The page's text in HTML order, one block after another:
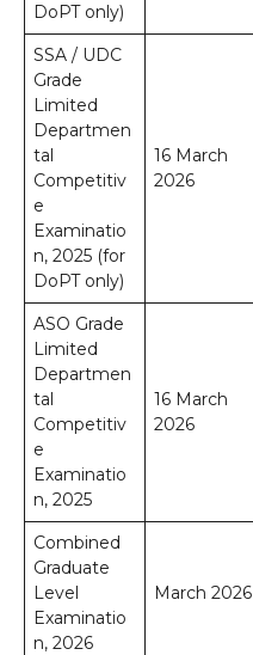
DoPT only)
SSA / UDC
Grade
Limited
Departmen
tal
Competitiv
e
Examinatio
n, 2025 (for
DoPT only)
16 March
2026
ASO Grade
Limited
Departmen
tal
Competitiv
e
Examinatio
n, 2025
16 March
2026
Combined
Graduate
Level
Examinatio
n, 2026
March 2026